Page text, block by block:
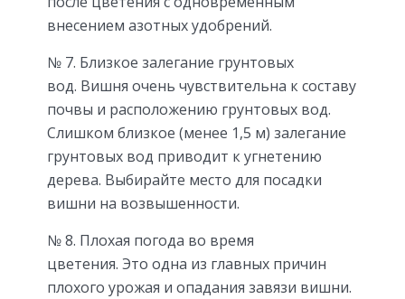
внесением азотных удобрений.
№ 7. Близкое залегание грунтовых
вод. Вишня очень чувствительна к составу
почвы и расположению грунтовых вод.
Слишком близкое (менее 1,5 м) залегание
грунтовых вод приводит к угнетению
дерева. Выбирайте место для посадки
вишни на возвышенности.
№ 8. Плохая погода во время
цветения. Это одна из главных причин
плохого урожая и опадания завязи вишни.